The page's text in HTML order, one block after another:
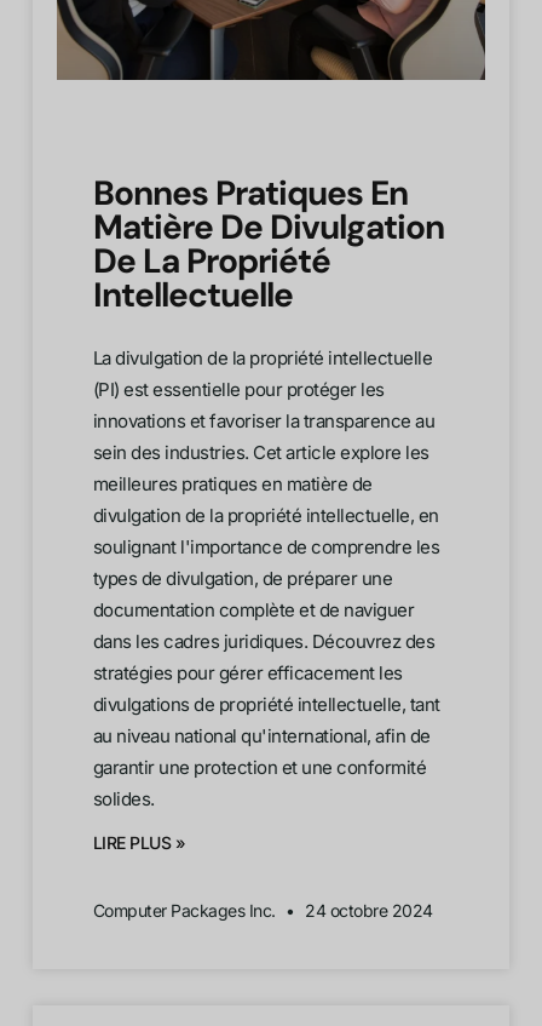
Bonnes Pratiques En
Matière De Divulgation
De La Propriété
Intellectuelle
La divulgation de la propriété intellectuelle
(PI) est essentielle pour protéger les
innovations et favoriser la transparence au
sein des industries. Cet article explore les
meilleures pratiques en matière de
divulgation de la propriété intellectuelle, en
soulignant l'importance de comprendre les
types de divulgation, de préparer une
documentation complète et de naviguer
dans les cadres juridiques. Découvrez des
stratégies pour gérer efficacement les
divulgations de propriété intellectuelle, tant
au niveau national qu'international, afin de
garantir une protection et une conformité
solides.
LIRE PLUS »
Computer Packages Inc. 24 octobre 2024